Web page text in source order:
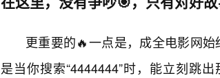
更重要的🔥一点是，成全电影网始
是当你搜索“4444444”时，能立刻跳